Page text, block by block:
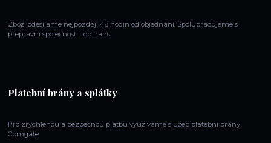
Zboží odesíláme nejpozději 48 hodin od objednání. Spoluprácujeme s
přepravní společností TopTrans.
Platební brány a splátky
Pro zrychlenou a bezpečnou platbu využiváme služeb platební brany
Comgate